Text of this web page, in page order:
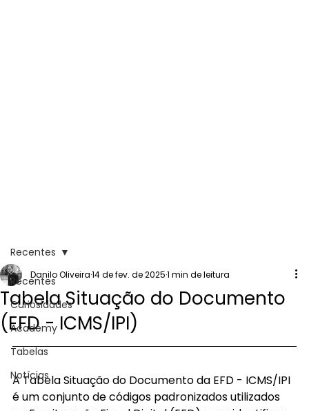
Recentes
Curiosidades
Academy
Tabelas
Notícias
Recentes
Tabela Situação do Documento
(EFD - ICMS/IPI)
Danilo Oliveira14 de fev. de 20251 min de leitura
A Tabela Situação do Documento da EFD - ICMS/IPI
é um conjunto de códigos padronizados utilizados